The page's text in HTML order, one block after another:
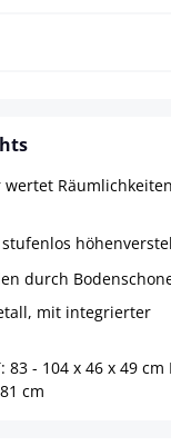
wertet Räumlichkeiten
durch
mit integrierter
83 - 104 x 46 x 49 cm I
cm